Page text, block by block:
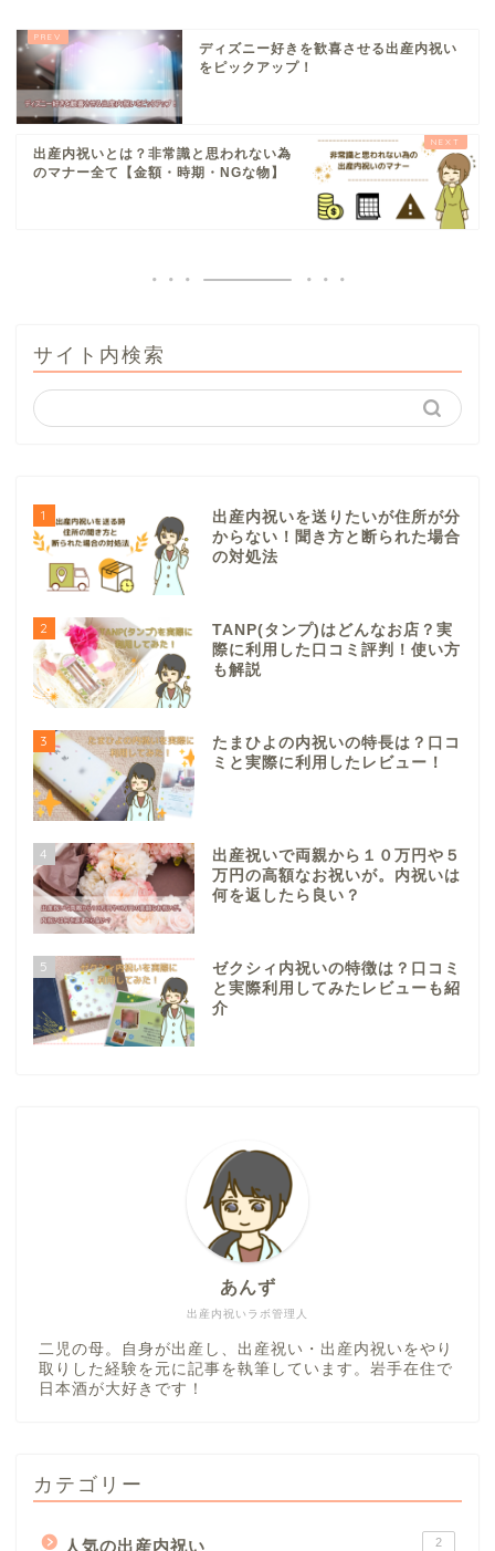
ディズニー好きを歓喜させる出産内祝い
をピックアップ！
出産内祝いとは？非常識と思われない為
のマナー全て【金額・時期・NGな物】
サイト内検索
1
出産内祝いを送りたいが住所が分
からない！聞き方と断られた場合
の対処法
2
TANP(タンプ)はどんなお店？実
際に利用した口コミ評判！使い方
も解説
3
たまひよの内祝いの特長は？口コ
ミと実際に利用したレビュー！
4
出産祝いで両親から１０万円や５
万円の高額なお祝いが。内祝いは
何を返したら良い？
5
ゼクシィ内祝いの特徴は？口コミ
と実際利用してみたレビューも紹
介
出産内祝いラボ管理人
あんず
二児の母。自身が出産し、出産祝い・出産内祝いをやり
取りした経験を元に記事を執筆しています。岩手在住で
日本酒が大好きです！
カテゴリー
人気の出産内祝い 2